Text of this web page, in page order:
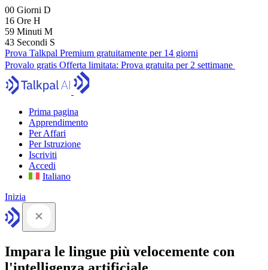
00 Giorni D
16 Ore H
59 Minuti M
41 Secondi S
Prova Talkpal Premium gratuitamente per 14 giorni
Provalo gratis Offerta limitata: Prova gratuita per 2 settimane
Prima pagina
Apprendimento
Per Affari
Per Istruzione
Iscriviti
Accedi
Italiano
Inizia
Impara le lingue più velocemente con